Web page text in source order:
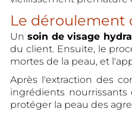
Le déroulement
Un soin de visage
du client. Ensuite, le
mortes de la peau, et
Après l'extraction des
ingrédients
protéger la peau des